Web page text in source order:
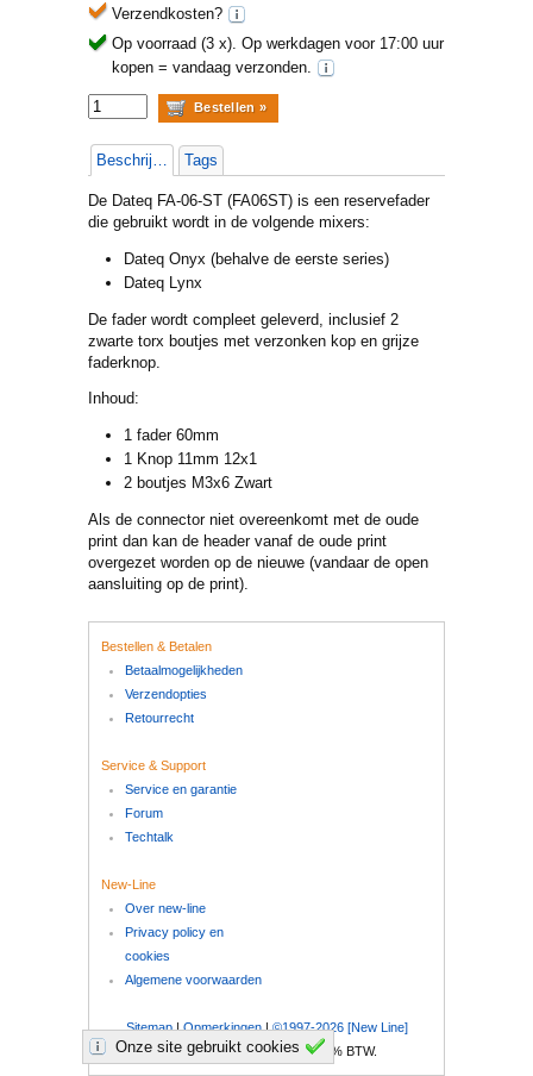
Verzendkosten?
Op voorraad (3 x). Op werkdagen voor 17:00 uur
kopen = vandaag verzonden.
Beschrijving Tags
De Dateq FA-06-ST (FA06ST) is een reservefader
die gebruikt wordt in de volgende mixers:
Dateq Onyx (behalve de eerste series)
Dateq Lynx
De fader wordt compleet geleverd, inclusief 2
zwarte torx boutjes met verzonken kop en grijze
faderknop.
Inhoud:
1 fader 60mm
1 Knop 11mm 12x1
2 boutjes M3x6 Zwart
Als de connector niet overeenkomt met de oude
print dan kan de header vanaf de oude print
overgezet worden op de nieuwe (vandaar de open
aansluiting op de print).
Bestellen & Betalen
Betaalmogelijkheden
Verzendopties
Retourrecht
Service & Support
Service en garantie
Forum
Techtalk
New-Line
Over new-line
Privacy policy en
cookies
Algemene voorwaarden
Sitemap|Opmerkingen|©1997-2026 [New Line]
Al onze prijzen zijn inclusief 21% BTW.
Onze site gebruikt cookies